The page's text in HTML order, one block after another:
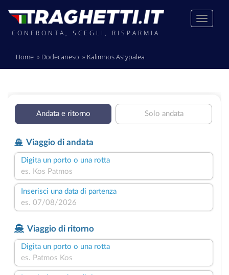
CONFRONTA, SCEGLI, RISPARMIA
Home Dodecaneso Kalimnos Astypalea